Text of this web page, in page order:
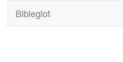
Bibleglot